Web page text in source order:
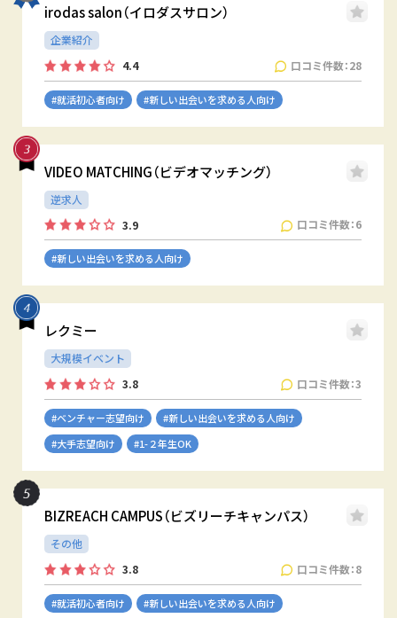
irodas salon（イロダスサロン）
企業紹介
4.4
口コミ件数：28
#就活初心者向け #新しい出会いを求める人向け
VIDEO MATCHING（ビデオマッチング）
逆求人
3.9
口コミ件数：6
#新しい出会いを求める人向け
レクミー
大規模イベント
3.8
口コミ件数：3
#ベンチャー志望向け
#新しい出会いを求める人向け
#大手志望向け
#1-２年生OK
BIZREACH CAMPUS（ビズリーチキャンパス）
その他
3.8
口コミ件数：8
#就活初心者向け #新しい出会いを求める人向け